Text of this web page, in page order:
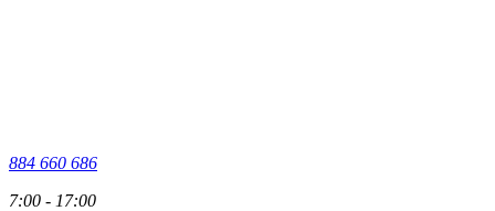
884 660 686
7:00 - 17:00